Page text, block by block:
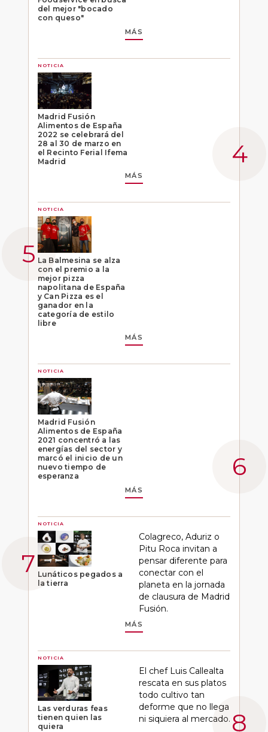
del mejor "bocado
con queso"
MÁS
NOTICIA
Madrid Fusión
Alimentos de España
2022 se celebrará del
28 al 30 de marzo en
el Recinto Ferial Ifema
Madrid
MÁS
NOTICIA
La Balmesina se alza
con el premio a la
mejor pizza
napolitana de España
y Can Pizza es el
ganador en la
categoría de estilo
libre
MÁS
NOTICIA
Madrid Fusión
Alimentos de España
2021 concentró a las
energías del sector y
marcó el inicio de un
nuevo tiempo de
esperanza
MÁS
NOTICIA
Lunáticos pegados a
la tierra
Colagreco, Aduriz o
Pitu Roca invitan a
pensar diferente para
conectar con el
planeta en la jornada
de clausura de Madrid
Fusión.
MÁS
NOTICIA
Las verduras feas
tienen quien las
quiera
El chef Luis Callealta
rescata en sus platos
todo cultivo tan
deforme que no llega
ni siquiera al mercado.